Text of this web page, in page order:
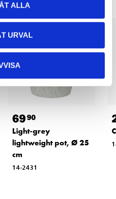
ALLA
URVAL
6990
Light-grey
lightweight pot, Ø 25
cm
14-2431